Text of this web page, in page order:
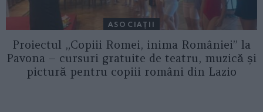
ASOCIAŢII
Proiectul „Copiii Romei, inima României” la
Pavona – cursuri gratuite de teatru, muzică și
pictură pentru copiii români din Lazio